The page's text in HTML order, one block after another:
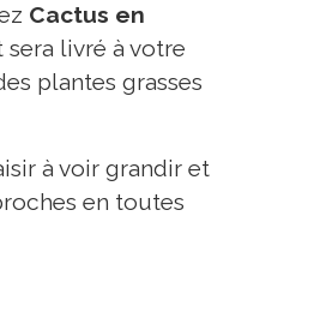
Cactus en
livré à votre
plantes grasses
à voir grandir et
en toutes